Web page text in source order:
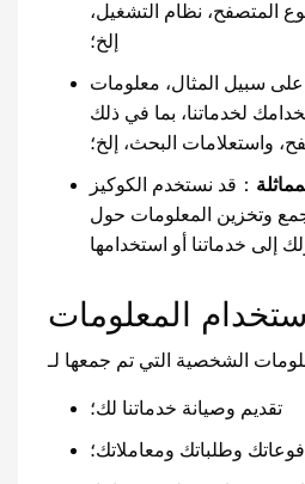
المتصفح، نظام التشغيل،
إلخ؛
على سبيل المثال، معلومات
لخدماتنا، بما في ذلك
واستعلامات البحث، إلخ؛
：قد نستخدم الكوكيز
لجمع وتخزين المعلومات حول
المعلومات
تقديم وصيانة خدماتنا لك؛
وطلباتك ومعاملاتك؛